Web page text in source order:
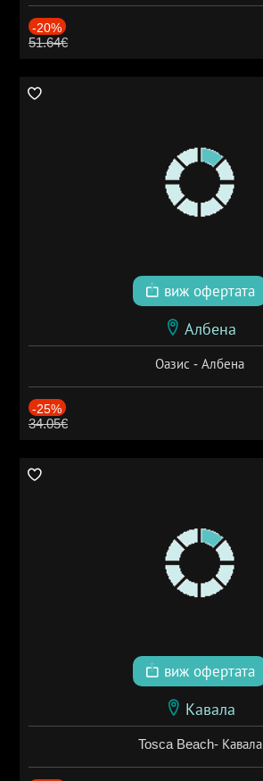
-20%
51.64€
виж офертата
Албена
Оазис - Албена
-25%
34.05€
виж офертата
Кавала
Tosca Beach- Кавала